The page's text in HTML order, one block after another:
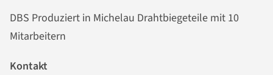
DBS Produziert in Michelau Drahtbiegeteile mit 10
Mitarbeitern
Kontakt